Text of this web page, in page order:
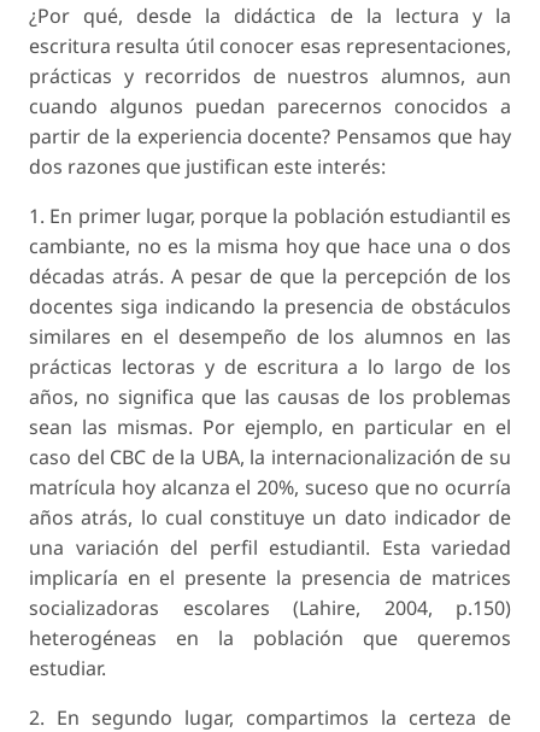
¿Por qué, desde la didáctica de la lectura y la
escritura resulta útil conocer esas representaciones,
prácticas y recorridos de nuestros alumnos, aun
cuando algunos puedan parecernos conocidos a
partir de la experiencia docente? Pensamos que hay
dos razones que justifican este interés:
1. En primer lugar, porque la población estudiantil es
cambiante, no es la misma hoy que hace una o dos
décadas atrás. A pesar de que la percepción de los
docentes siga indicando la presencia de obstáculos
similares en el desempeño de los alumnos en las
prácticas lectoras y de escritura a lo largo de los
años, no significa que las causas de los problemas
sean las mismas. Por ejemplo, en particular en el
caso del CBC de la UBA, la internacionalización de su
matrícula hoy alcanza el 20%, suceso que no ocurría
años atrás, lo cual constituye un dato indicador de
una variación del perfil estudiantil. Esta variedad
implicaría en el presente la presencia de matrices
socializadoras escolares (Lahire, 2004, p.150)
heterogéneas en la población que queremos
estudiar.
2. En segundo lugar, compartimos la certeza de